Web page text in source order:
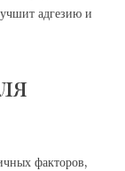
адгезию и
факторов,